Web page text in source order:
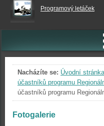
Programový letáček
Nacházíte se: Úvodní stránka
účastníků programu
účastníků programu
Fotogalerie